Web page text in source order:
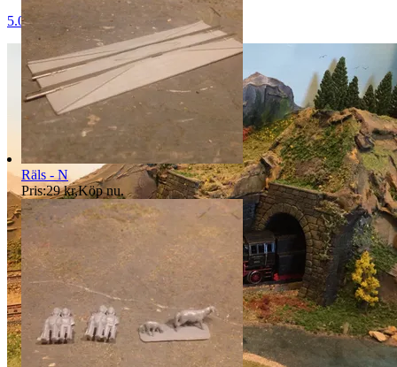
5.0
Räls - N
Pris:29 kr,Köp nu.